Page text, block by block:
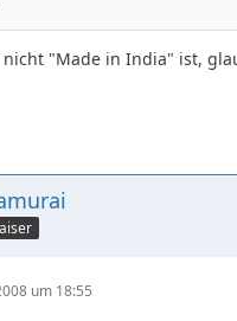
"Made in India" ist,
um 18:55